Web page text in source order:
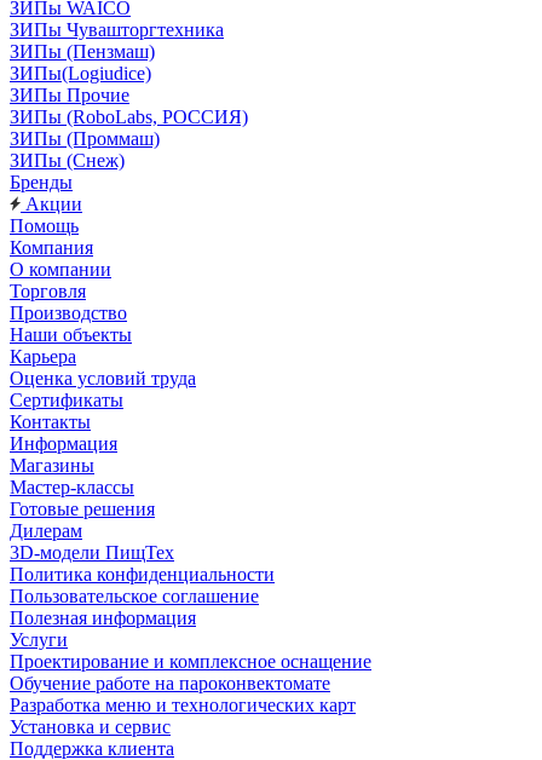
ЗИПы WAICO
ЗИПы Чувашторгтехника
ЗИПы (Пензмаш)
ЗИПы(Logiudice)
ЗИПы Прочие
ЗИПы (RoboLabs, РОССИЯ)
ЗИПы (Проммаш)
ЗИПы (Снеж)
Бренды
Акции
Помощь
Компания
О компании
Торговля
Производство
Наши объекты
Карьера
Оценка условий труда
Сертификаты
Контакты
Информация
Магазины
Мастер-классы
Готовые решения
Дилерам
3D-модели ПищТех
Политика конфиденциальности
Пользовательское соглашение
Полезная информация
Услуги
Проектирование и комплексное оснащение
Обучение работе на пароконвектомате
Разработка меню и технологических карт
Установка и сервис
Поддержка клиента